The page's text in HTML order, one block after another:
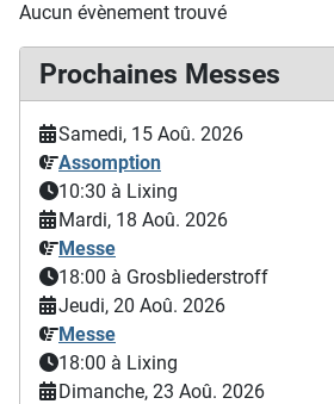
Aucun évènement trouvé
Prochaines Messes
Samedi, 15 Aoû. 2026
Assomption
10:30 à Lixing
Mardi, 18 Aoû. 2026
Messe
18:00 à Grosbliederstroff
Jeudi, 20 Aoû. 2026
Messe
18:00 à Lixing
Dimanche, 23 Aoû. 2026